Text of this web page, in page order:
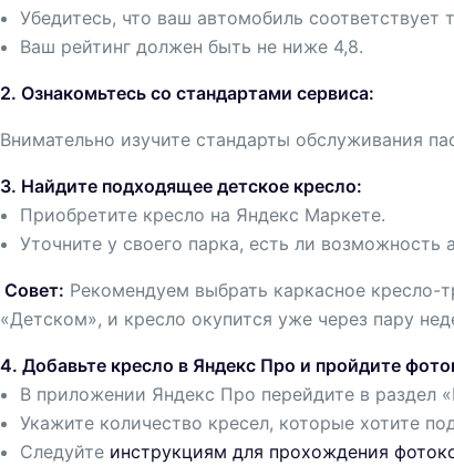
Убедитесь, что ваш автомобиль соответствует
Ваш рейтинг должен быть не ниже 4,8.
2. Ознакомьтесь со стандартами сервиса:
Внимательно изучите стандарты обслуживания
3. Найдите подходящее детское кресло:
Приобретите кресло на Яндекс Маркете.
Уточните у своего парка, есть ли возможность
Совет: Рекомендуем выбрать каркасное кресло-
«Детском», и кресло окупится уже через пару
4. Добавьте кресло в Яндекс Про и пройдите
В приложении Яндекс Про перейдите в
Укажите количество кресел, которые хотите
Следуйте инструкциям для прохождения